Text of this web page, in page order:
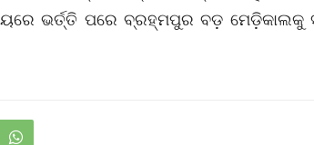
ଭର୍ତ୍ତି ପରେ ବ୍ରହ୍ମପୁର ବଡ଼ ମେଡ଼ିକାଲକୁ